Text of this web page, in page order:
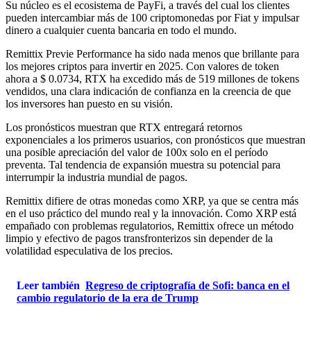
Su núcleo es el ecosistema de PayFi, a través del cual los clientes
pueden intercambiar más de 100 criptomonedas por Fiat y impulsar
dinero a cualquier cuenta bancaria en todo el mundo.
Remittix Previe Performance ha sido nada menos que brillante para
los mejores criptos para invertir en 2025. Con valores de token
ahora a $ 0.0734, RTX ha excedido más de 519 millones de tokens
vendidos, una clara indicación de confianza en la creencia de que
los inversores han puesto en su visión.
Los pronósticos muestran que RTX entregará retornos
exponenciales a los primeros usuarios, con pronósticos que muestran
una posible apreciación del valor de 100x solo en el período
preventa. Tal tendencia de expansión muestra su potencial para
interrumpir la industria mundial de pagos.
Remittix difiere de otras monedas como XRP, ya que se centra más
en el uso práctico del mundo real y la innovación. Como XRP está
empañado con problemas regulatorios, Remittix ofrece un método
limpio y efectivo de pagos transfronterizos sin depender de la
volatilidad especulativa de los precios.
Leer también Regreso de criptografía de Sofi: banca en el
cambio regulatorio de la era de Trump